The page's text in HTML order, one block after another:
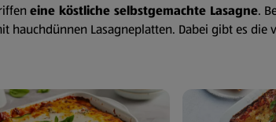
eine köstliche selbstgemachte Lasagne.
hauchdünnen Lasagneplatten. Dabei gibt es die